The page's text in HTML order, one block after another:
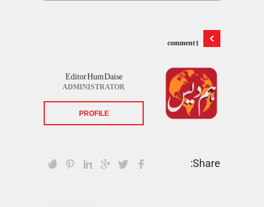
1 comment
Editor Hum Daise
ADMINISTRATOR
PROFILE
Share: